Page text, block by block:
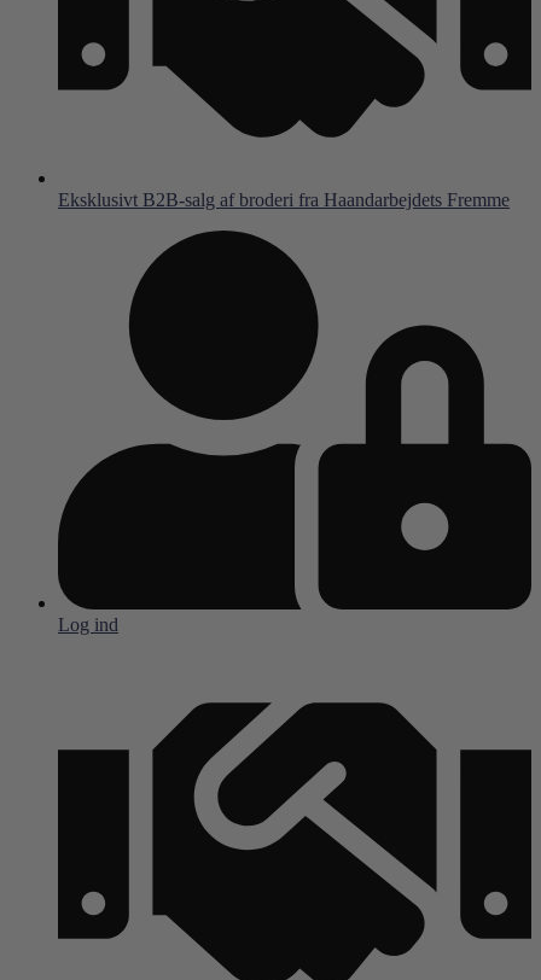
Eksklusivt B2B-salg af broderi fra Haandarbejdets Fremme
Log ind